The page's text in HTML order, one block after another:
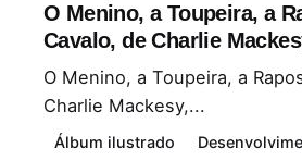
O Menino, a Toupeira, a
Cavalo, de Charlie
O Menino, a Toupeira, a
Charlie Mackesy,...
Álbum ilustrado